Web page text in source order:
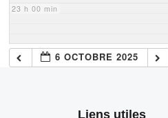
23 h 00 min
6 OCTOBRE 2025
Liens utiles